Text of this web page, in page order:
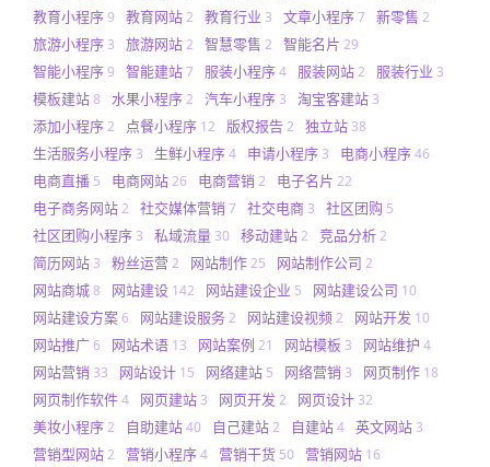
教育小程序9 教育网站2 教育行业 3 文章小程序7 新零售 2
旅游小程序 3 旅游网站2 智慧零售 2 智能名片 29
智能小程序9 智能建站7 服装小程序4 服装网站2 服装行业 3
模板建站8 水果小程序2 汽车小程序 3 淘宝客建站 3
添加小程序2 点餐小程序 12 版权报告2 独立站 38
生活服务小程序 3 生鲜小程序4 申请小程序 3 电商小程序46
电商直播 5 电商网站26 电商营销 2 电子名片 22
电子商务网站2 社交媒体营销 7 社交电商 3 社区团购 5
社区团购小程序 3 私域流量 30 移动建站2 竞品分析2
简历网站 3 粉丝运营2 网站制作25 网站制作公司 2
网站商城8 网站建设 142 网站建设企业 5 网站建设公司 10
网站建设方案6 网站建设服务2 网站建设视频2 网站开发 10
网站推广6 网站术语 13 网站案例 21 网站模板 3 网站维护 4
网站营销 33 网站设计 15 网络建站 5 网络营销 3 网页制作 18
网页制作软件4 网页建站 3 网页开发 2 网页设计 32
美妆小程序2 自助建站40 自己建站2 自建站4 英文网站 3
营销型网站2 营销小程序4 营销干货 50 营销网站 16